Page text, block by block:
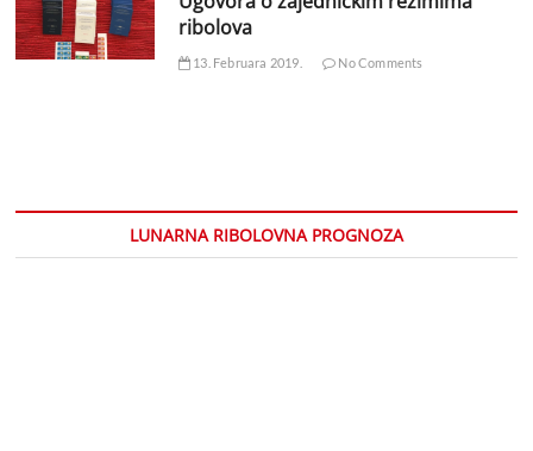
ribolova
13. Februara 2019. No Comments
LUNARNA RIBOLOVNA PROGNOZA